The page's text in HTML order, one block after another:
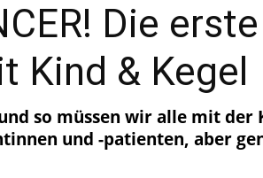
Die
Kind & Kegel
so müssen wir alle mit der
und -patienten, aber